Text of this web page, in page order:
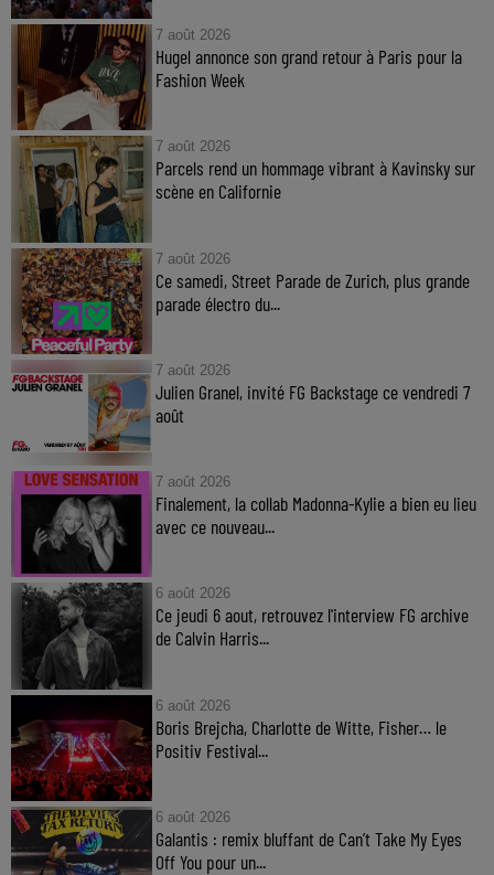
7 août 2026
Hugel annonce son grand retour à Paris pour la
Fashion Week
7 août 2026
Parcels rend un hommage vibrant à Kavinsky sur
scène en Californie
7 août 2026
Ce samedi, Street Parade de Zurich, plus grande
parade électro du...
7 août 2026
Julien Granel, invité FG Backstage ce vendredi 7
août
7 août 2026
Finalement, la collab Madonna-Kylie a bien eu lieu
avec ce nouveau...
6 août 2026
Ce jeudi 6 aout, retrouvez l'interview FG archive
de Calvin Harris...
6 août 2026
Boris Brejcha, Charlotte de Witte, Fisher… le
Positiv Festival...
6 août 2026
Galantis : remix bluffant de Can’t Take My Eyes
Off You pour un...